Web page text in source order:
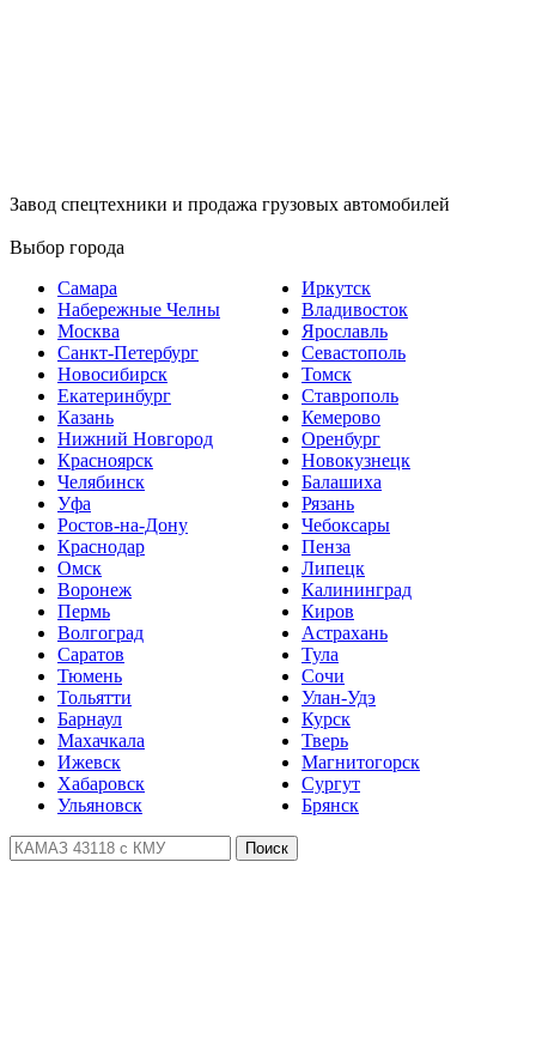
Завод спецтехники и продажа грузовых автомобилей
Выбор города
Самара
Набережные Челны
Москва
Санкт-Петербург
Новосибирск
Екатеринбург
Казань
Нижний Новгород
Красноярск
Челябинск
Уфа
Ростов-на-Дону
Краснодар
Омск
Воронеж
Пермь
Волгоград
Саратов
Тюмень
Тольятти
Барнаул
Махачкала
Ижевск
Хабаровск
Ульяновск
Иркутск
Владивосток
Ярославль
Севастополь
Томск
Ставрополь
Кемерово
Оренбург
Новокузнецк
Балашиха
Рязань
Чебоксары
Пенза
Липецк
Калининград
Киров
Астрахань
Тула
Сочи
Улан-Удэ
Курск
Тверь
Магнитогорск
Сургут
Брянск
Поиск